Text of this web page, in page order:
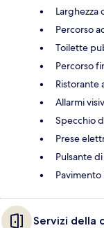
Larghezza
Percorso
Toilette
Percorso
Ristorante
Allarmi
Specchio
Prese
Pulsante
Servizi della